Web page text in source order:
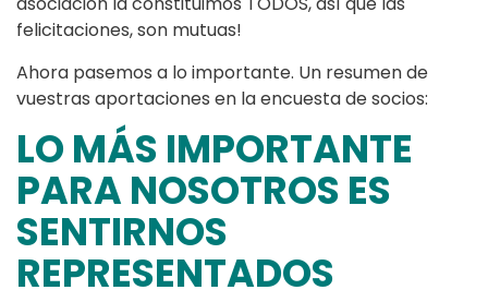
felicitaciones, son mutuas!
Ahora pasemos a lo importante. Un resumen de
vuestras aportaciones en la encuesta de socios:
LO MÁS IMPORTANTE
PARA NOSOTROS ES
SENTIRNOS
REPRESENTADOS